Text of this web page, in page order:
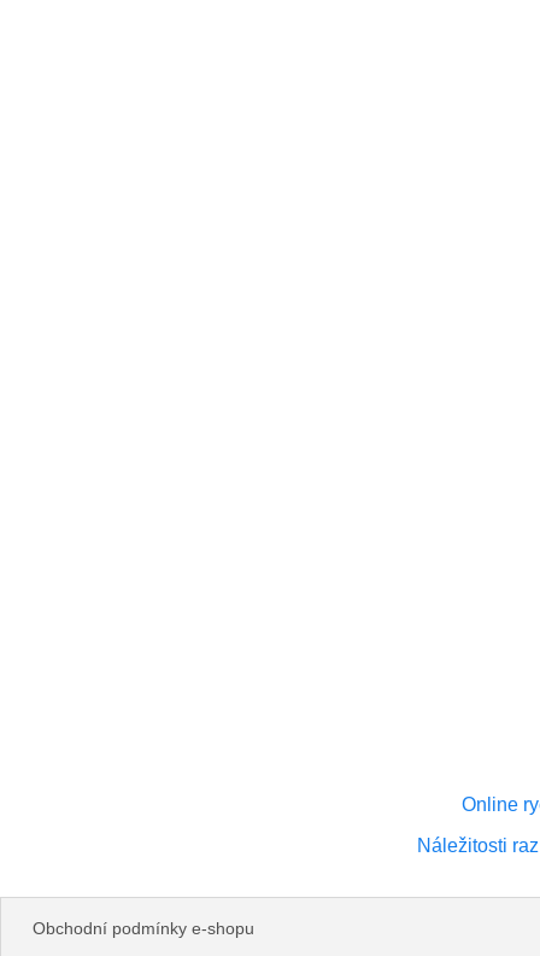
Online
Náležitosti
Obchodní podmínky e-shopu